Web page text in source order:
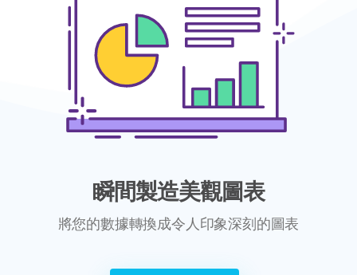
瞬間製造美觀圖表
將您的數據轉換成令人印象深刻的圖表